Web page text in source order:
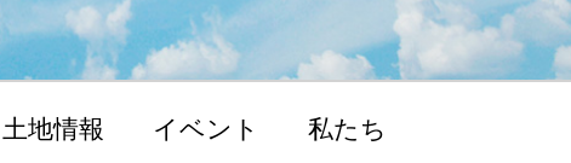
土地情報 イベント 私たち